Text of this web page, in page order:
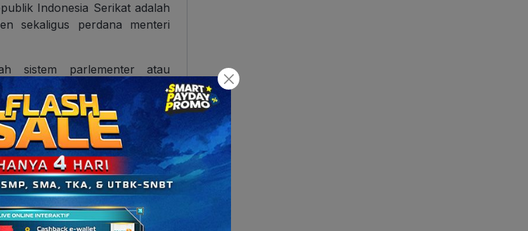
Indonesia Serikat adalah
sekaligus perdana menteri
sistem parlementer atau
Dalam Republik Indonesia
Dewan Perwakilan Rakyat
Tahu!